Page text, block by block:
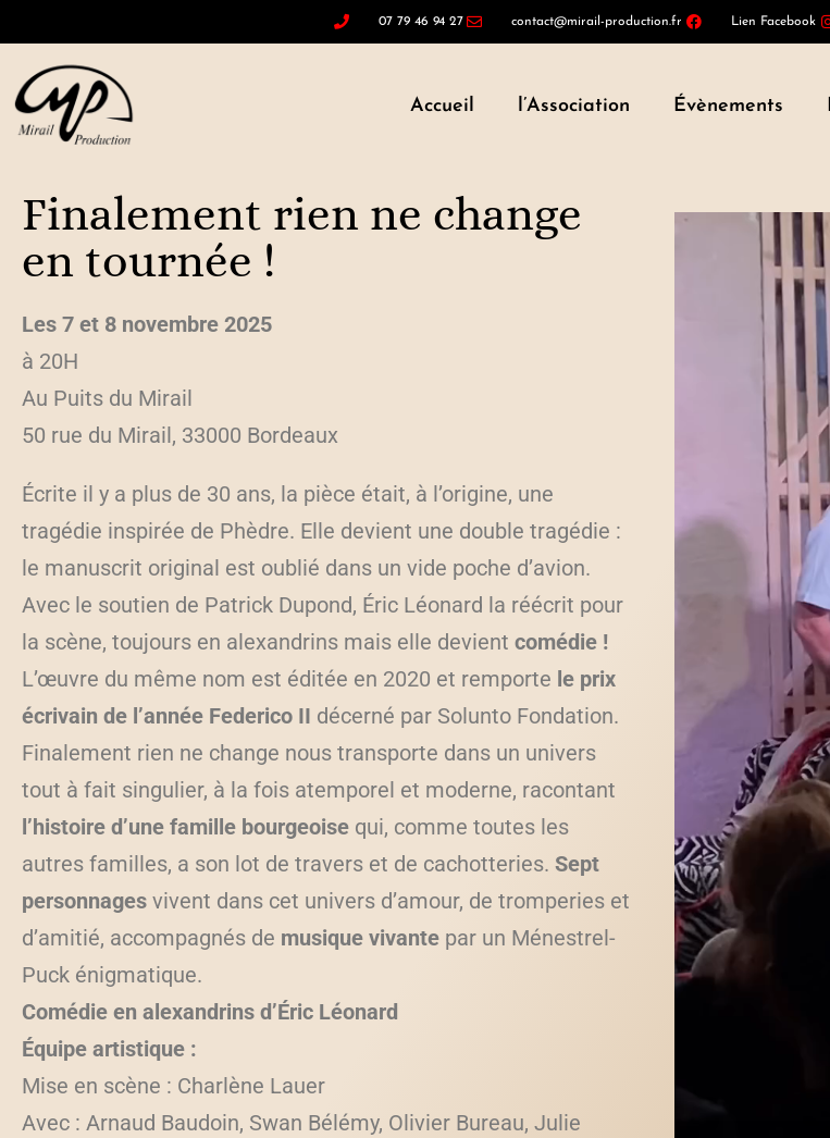
07 79 46 94 27 contact@mirail-production.fr Lien Facebook
Accueil l’Association Évènements
Finalement rien ne change
en tournée !
Les 7 et 8 novembre 2025
à 20H
Au Puits du Mirail
50 rue du Mirail, 33000 Bordeaux
Écrite il y a plus de 30 ans, la pièce était, à l’origine, une
tragédie inspirée de Phèdre. Elle devient une double tragédie :
le manuscrit original est oublié dans un vide poche d’avion.
Avec le soutien de Patrick Dupond, Éric Léonard la réécrit pour
la scène, toujours en alexandrins mais elle devient comédie !
L’œuvre du même nom est éditée en 2020 et remporte le prix
écrivain de l’année Federico II décerné par Solunto Fondation.
Finalement rien ne change nous transporte dans un univers
tout à fait singulier, à la fois atemporel et moderne, racontant
l’histoire d’une famille bourgeoise qui, comme toutes les
autres familles, a son lot de travers et de cachotteries. Sept
personnages vivent dans cet univers d’amour, de tromperies et
d’amitié, accompagnés de musique vivante par un Ménestrel-
Puck énigmatique.
Comédie en alexandrins d’Éric Léonard
Équipe artistique :
Mise en scène : Charlène Lauer
Avec : Arnaud Baudoin, Swan Bélémy, Olivier Bureau, Julie